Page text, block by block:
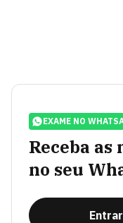
EXAME NO
Receba as
no seu